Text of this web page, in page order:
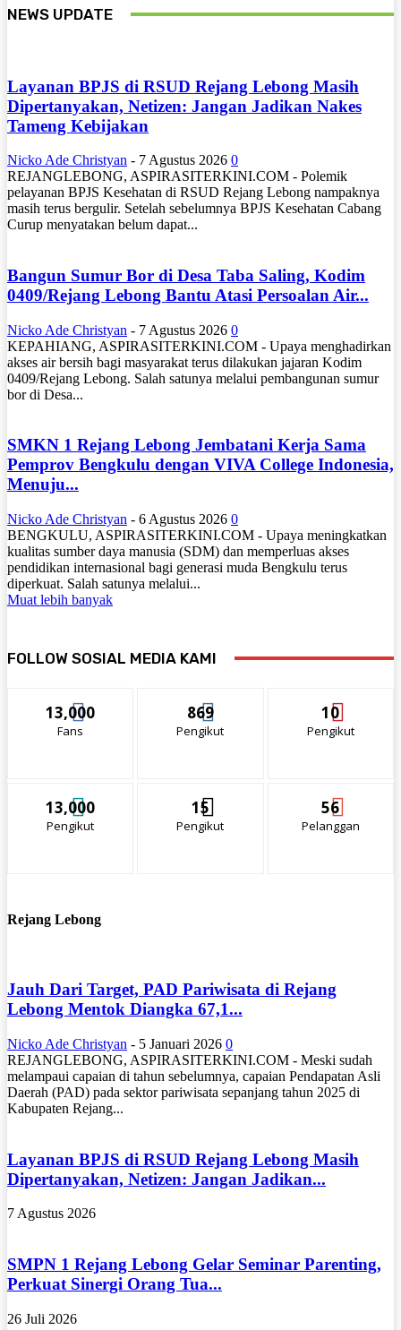
NEWS UPDATE
Layanan BPJS di RSUD Rejang Lebong Masih
Dipertanyakan, Netizen: Jangan Jadikan Nakes
Tameng Kebijakan
Nicko Ade Christyan - 7 Agustus 2026 0
REJANGLEBONG, ASPIRASITERKINI.COM - Polemik
pelayanan BPJS Kesehatan di RSUD Rejang Lebong nampaknya
masih terus bergulir. Setelah sebelumnya BPJS Kesehatan Cabang
Curup menyatakan belum dapat...
Bangun Sumur Bor di Desa Taba Saling, Kodim
0409/Rejang Lebong Bantu Atasi Persoalan Air...
Nicko Ade Christyan - 7 Agustus 2026 0
KEPAHIANG, ASPIRASITERKINI.COM - Upaya menghadirkan
akses air bersih bagi masyarakat terus dilakukan jajaran Kodim
0409/Rejang Lebong. Salah satunya melalui pembangunan sumur
bor di Desa...
SMKN 1 Rejang Lebong Jembatani Kerja Sama
Pemprov Bengkulu dengan VIVA College Indonesia,
Menuju...
Nicko Ade Christyan - 6 Agustus 2026 0
BENGKULU, ASPIRASITERKINI.COM - Upaya meningkatkan
kualitas sumber daya manusia (SDM) dan memperluas akses
pendidikan internasional bagi generasi muda Bengkulu terus
diperkuat. Salah satunya melalui...
Muat lebih banyak
FOLLOW SOSIAL MEDIA KAMI
13,000
Fans
869
Pengikut
10
Pengikut
13,000
Pengikut
15
Pengikut
56
Pelanggan
Rejang Lebong
Jauh Dari Target, PAD Pariwisata di Rejang
Lebong Mentok Diangka 67,1...
Nicko Ade Christyan - 5 Januari 2026 0
REJANGLEBONG, ASPIRASITERKINI.COM - Meski sudah
melampaui capaian di tahun sebelumnya, capaian Pendapatan Asli
Daerah (PAD) pada sektor pariwisata sepanjang tahun 2025 di
Kabupaten Rejang...
Layanan BPJS di RSUD Rejang Lebong Masih
Dipertanyakan, Netizen: Jangan Jadikan...
7 Agustus 2026
SMPN 1 Rejang Lebong Gelar Seminar Parenting,
Perkuat Sinergi Orang Tua...
26 Juli 2026